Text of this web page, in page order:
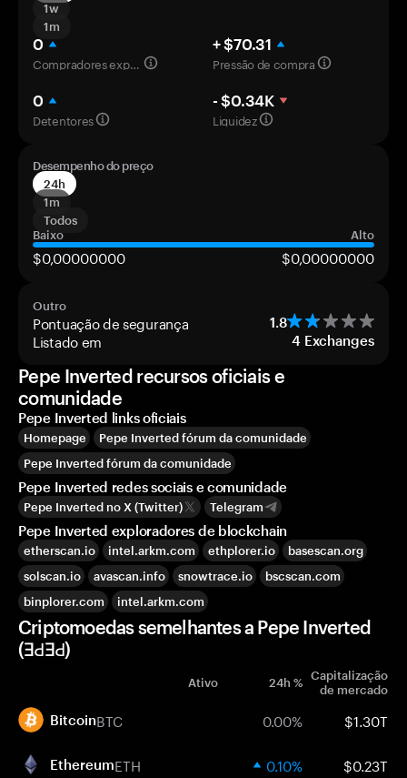
1w
1m
0
Compradores experientes
+ $70.31
Pressão de compra
0
Detentores
- $0.34K
Liquidez
Desempenho do preço
24h
1m
Todos
Baixo
Alto
$0,00000000 $0,00000000
Outro
Pontuação de segurança 1.8
Listado em 4 Exchanges
Pepe Inverted recursos oficiais e
comunidade
Pepe Inverted links oficiais
Homepage
Pepe Inverted fórum da comunidade
Pepe Inverted fórum da comunidade
Pepe Inverted redes sociais e comunidade
Pepe Inverted no X (Twitter) Telegram
Pepe Inverted exploradores de blockchain
etherscan.io intel.arkm.com ethplorer.io
basescan.org
solscan.io
avascan.info snowtrace.io
bscscan.com
binplorer.com
intel.arkm.com
Criptomoedas semelhantes a Pepe Inverted
(ƎԀƎԀ)
Ativo 24h % Capitalização
de mercado
BitcoinBTC 0.00% $1.30T
EthereumETH 0.10% $0.23T